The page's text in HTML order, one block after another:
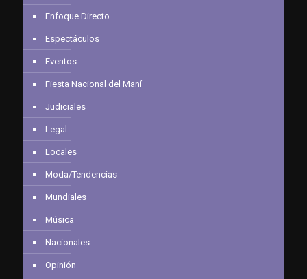
Enfoque Directo
Espectáculos
Eventos
Fiesta Nacional del Maní
Judiciales
Legal
Locales
Moda/Tendencias
Mundiales
Música
Nacionales
Opinión